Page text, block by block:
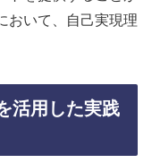
おいて、自己実現理
活用した実践